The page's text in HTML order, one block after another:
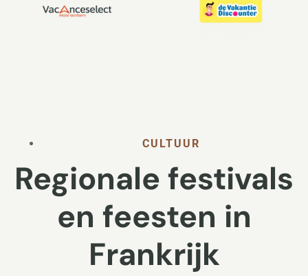
CULTUUR
Regionale festivals
en feesten in
Frankrijk